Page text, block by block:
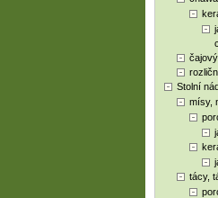
Stolní
mísy,
tácy,